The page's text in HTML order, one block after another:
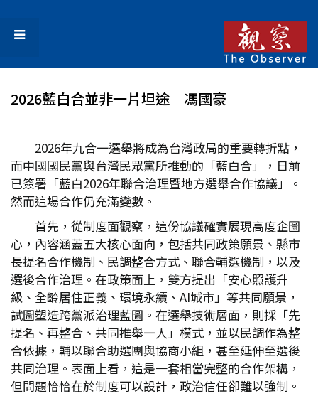
2026藍白合並非一片坦途│馮國豪
2026年九合一選舉將成為台灣政局的重要轉折點，
而中國國民黨與台灣民眾黨所推動的「藍白合」，日前
已簽署「藍白2026年聯合治理暨地方選舉合作協議」。
然而這場合作仍充滿變數。
首先，從制度面觀察，這份協議確實展現高度企圖
心，內容涵蓋五大核心面向，包括共同政策願景、縣市
長提名合作機制、民調整合方式、聯合輔選機制，以及
選後合作治理。在政策面上，雙方提出「安心照護升
級、全齡居住正義、環境永續、AI城市」等共同願景，
試圖塑造跨黨派治理藍圖。在選舉技術層面，則採「先
提名、再整合、共同推舉一人」模式，並以民調作為整
合依據，輔以聯合助選團與協商小組，甚至延伸至選後
共同治理。表面上看，這是一套相當完整的合作架構，
但問題恰恰在於制度可以設計，政治信任卻難以強制。